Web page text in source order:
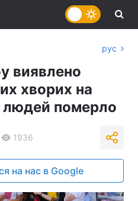
рус
виявлено
хворих на
людей померло
1936
на нас в Google